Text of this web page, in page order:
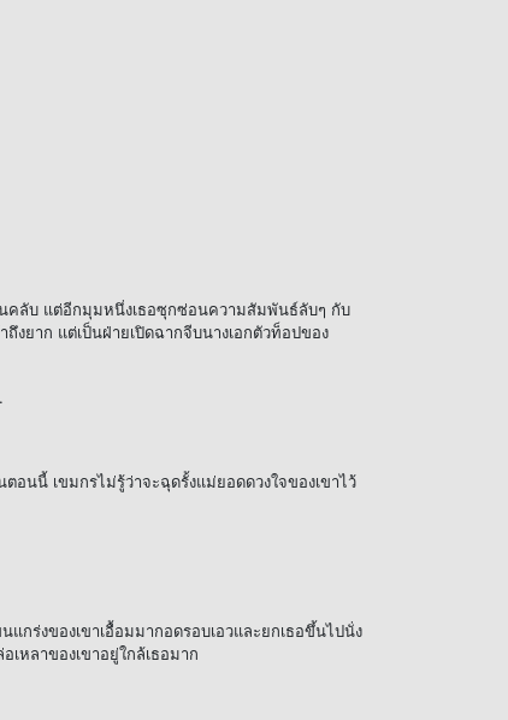
ลับ แต่อีกมุมหนึ่งเธอซุกซ่อนความสัมพันธ์ลับๆ กับ
ถึงยาก แต่เป็นฝ่ายเปิดฉากจีบนางเอกตัวท็อปของ
นนี้ เขมกรไม่รู้ว่าจะฉุดรั้งแม่ยอดดวงใจของเขาไว้
ร่งของเขาเอื้อมมากอดรอบเอวและยกเธอขึ้นไปนั่ง
เหลาของเขาอยู่ใกล้เธอมาก